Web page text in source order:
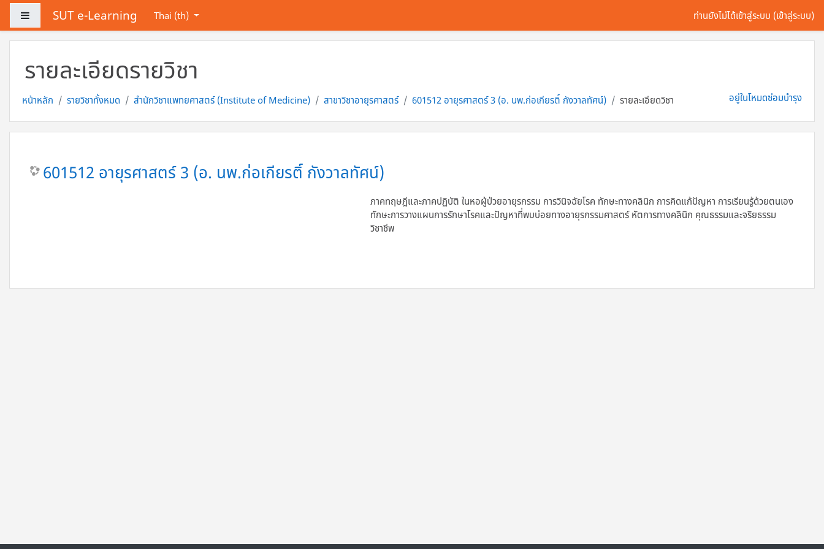
ข้ามไปที่เนื้อหาหลัก
Side panelSUT e-Learning Thai ‎(th)‎ ท่านยังไม่ได้เข้าสู่ระบบ (เข้าสู่ระบบ)
รายละเอียดรายวิชา
หน้าหลัก รายวิชาทั้งหมด สำนักวิชาแพทยศาสตร์ (Institute of Medicine) สาขาวิชาอายุรศาสตร์ 601512 อายุรศาสตร์ 3 (อ. นพ.ก่อเกียรติ์ กังวาลทัศน์) รายละเอียดวิชา อยู่ในโหมดซ่อมบำรุง
601512 อายุรศาสตร์ 3 (อ. นพ.ก่อเกียรติ์ กังวาลทัศน์)
ภาคทฤษฎีและภาคปฏิบัติ ในหอผู้ป่วยอายุรกรรม การวินิจฉัยโรค ทักษะทางคลินิก การคิดแก้ปัญหา การเรียนรู้ด้วยตนเอง
ทักษะการวางแผนการรักษาโรคและปัญหาที่พบบ่อยทางอายุรกรรมศาสตร์ หัตการทางคลินิก คุณธรรมและจริยธรรม
วิชาชีพ